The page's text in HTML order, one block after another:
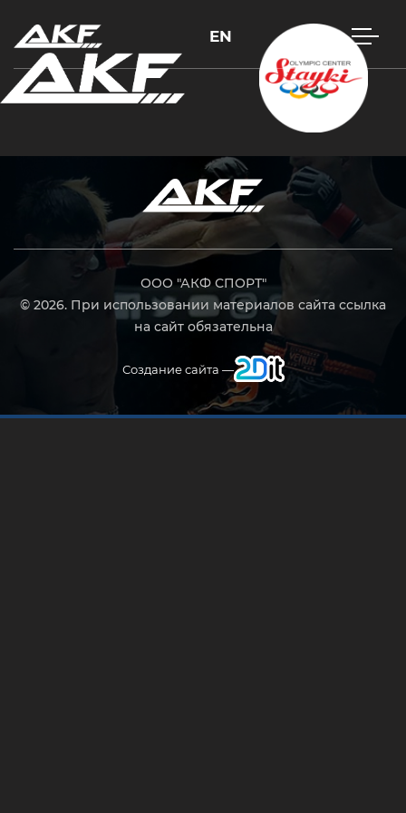
EN
ООО "АКФ СПОРТ"
© 2026. При использовании материалов сайта ссылка
на сайт обязательна
Создание сайта —
Нажмите Enter для поиска или Esc, чтобы закрыть